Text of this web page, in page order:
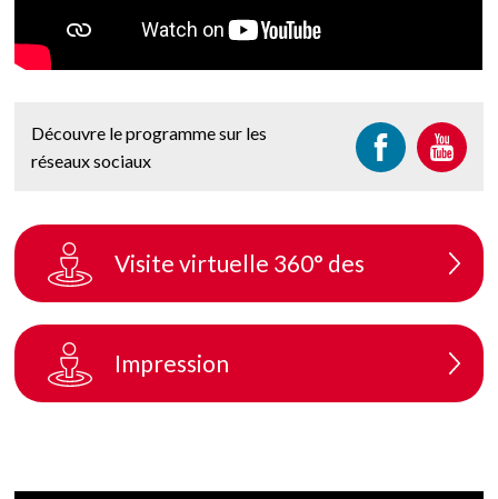
Découvre le programme sur les
réseaux sociaux
Visite virtuelle 360° des
Impression